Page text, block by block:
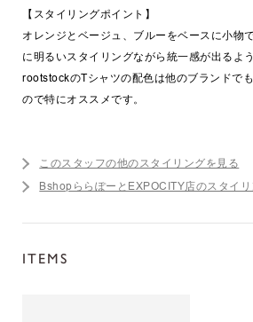
【スタイリングポイント】
オレンジとベージュ、ブルーをベースに小物
に明るいスタイリングながら統一感が出るよ
rootstockのTシャツの配色は他のブランドで
ので特にオススメです。
このスタッフの他のスタイリングを見る
BshopららぽーとEXPOCITY店のスタイリ
ITEMS